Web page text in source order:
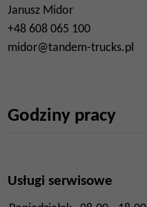
Janusz Midor
+48 608 065 100
midor@tandem-trucks.pl
Godziny pracy
Usługi serwisowe